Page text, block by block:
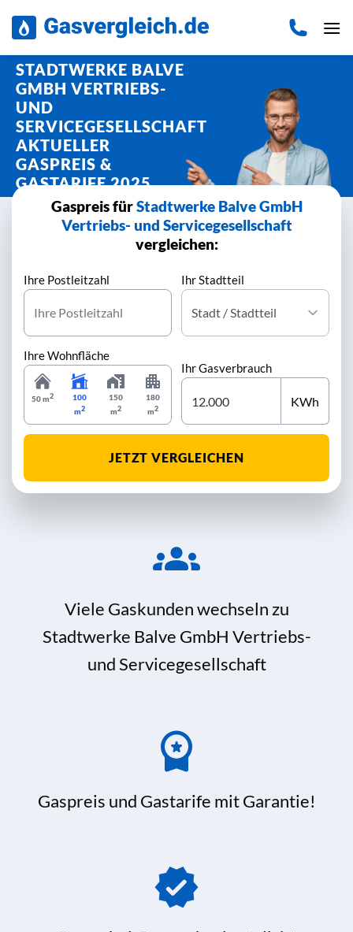
Inhalt
STADTWERKE BALVE
GMBH VERTRIEBS-
UND
SERVICEGESELLSCHAFT
AKTUELLER
GASPREIS &
GASTARIFE 2025
Gaspreis fürStadtwerke Balve GmbH
Vertriebs- und Servicegesellschaft
vergleichen:
Ihre Postleitzahl Ihr Stadtteil
Ihre Wohnfläche
50 m2
100
m2
150
m2
180
m2
Ihr Gasverbrauch
KWh
JETZT VERGLEICHEN
Viele Gaskunden wechseln zu
Stadtwerke Balve GmbH Vertriebs-
und Servicegesellschaft
Gaspreis und Gastarife mit Garantie!